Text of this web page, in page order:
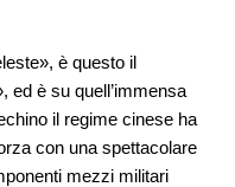
è questo il
ed è su quell’immensa
il regime cinese ha
con una spettacolare
mezzi militari